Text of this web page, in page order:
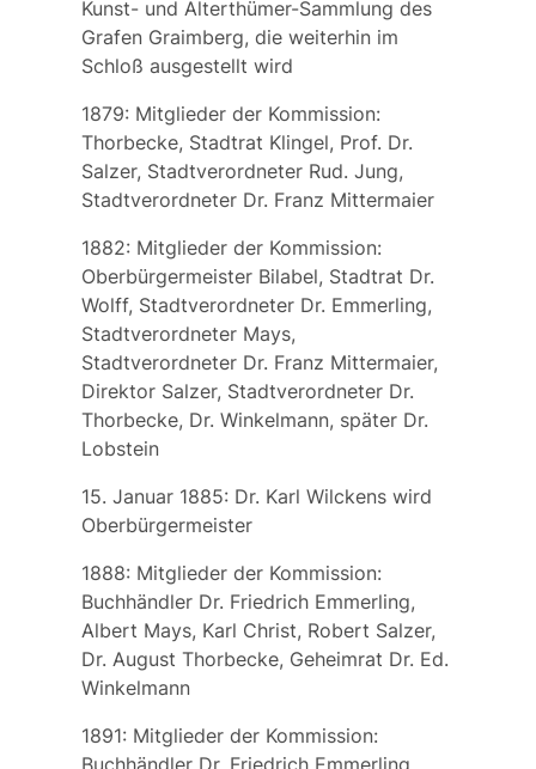
Kunst- und Alterthümer-Sammlung des
Grafen Graimberg, die weiterhin im
Schloß ausgestellt wird
1879: Mitglieder der Kommission:
Thorbecke, Stadtrat Klingel, Prof. Dr.
Salzer, Stadtverordneter Rud. Jung,
Stadtverordneter Dr. Franz Mittermaier
1882: Mitglieder der Kommission:
Oberbürgermeister Bilabel, Stadtrat Dr.
Wolff, Stadtverordneter Dr. Emmerling,
Stadtverordneter Mays,
Stadtverordneter Dr. Franz Mittermaier,
Direktor Salzer, Stadtverordneter Dr.
Thorbecke, Dr. Winkelmann, später Dr.
Lobstein
15. Januar 1885: Dr. Karl Wilckenswird
Oberbürgermeister
1888: Mitglieder der Kommission:
Buchhändler Dr. Friedrich Emmerling,
Albert Mays, Karl Christ, Robert Salzer,
Dr. August Thorbecke, Geheimrat Dr. Ed.
Winkelmann
1891: Mitglieder der Kommission: